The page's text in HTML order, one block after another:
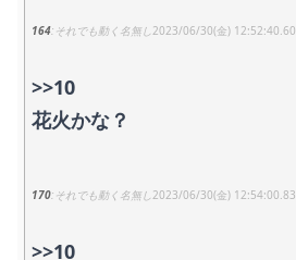
164 それでも動く名無し2023/06/30(金) 12:52:40.60
>>10
花火かな？
170 それでも動く名無し2023/06/30(金) 12:54:00.83
>>10